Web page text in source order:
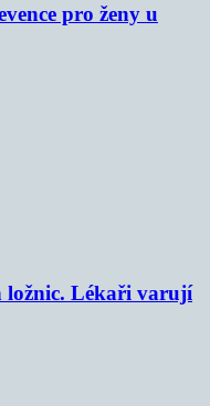
pro ženy u
ložnic. Lékaři varují